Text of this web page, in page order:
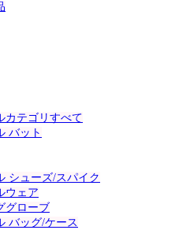
カテゴリすべて
バット
シューズ/スパイク
ウェア
グローブ
バッグ/ケース